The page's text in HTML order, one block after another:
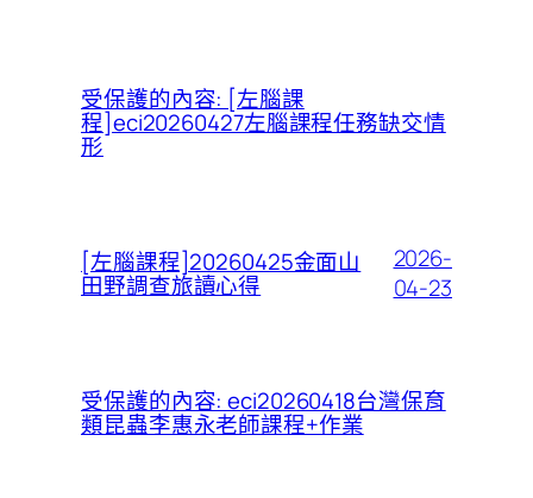
受保護的內容: [左腦課
程]eci20260427左腦課程任務缺交情
形
[左腦課程]20260425金面山
田野調查旅讀心得
2026-
04-23
受保護的內容: eci20260418台灣保育
類昆蟲李惠永老師課程+作業